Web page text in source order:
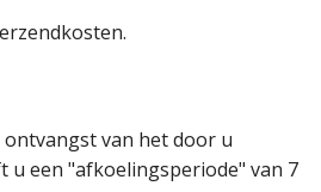
van het door u
u een "afkoelingsperiode" van 7